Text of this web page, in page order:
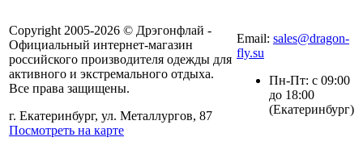
Copyright 2005-2026 © Дрэгонфлай -
Официальный интернет-магазин
российского производителя одежды для
активного и экстремального отдыха.
Все права защищены.
г. Екатеринбург, ул. Металлургов, 87
Посмотреть на карте
Email: sales@dragon-
fly.su
Пн-Пт: с 09:00
до 18:00
(Екатеринбург)